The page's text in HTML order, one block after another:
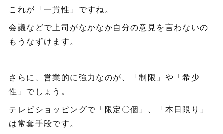
これが「一貫性」ですね。
会議などで上司がなかなか自分の意見を言わないの
もうなずけます。
さらに、営業的に強力なのが、「制限」や「希少
性」でしょう。
テレビショッピングで「限定〇個」、「本日限り」
は常套手段です。